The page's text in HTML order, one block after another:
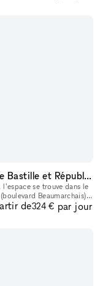
Espace Galerie ou Showroom entre Bastille et République
se trouve dans le
Beaumarchais)
et s
de324 € par jour